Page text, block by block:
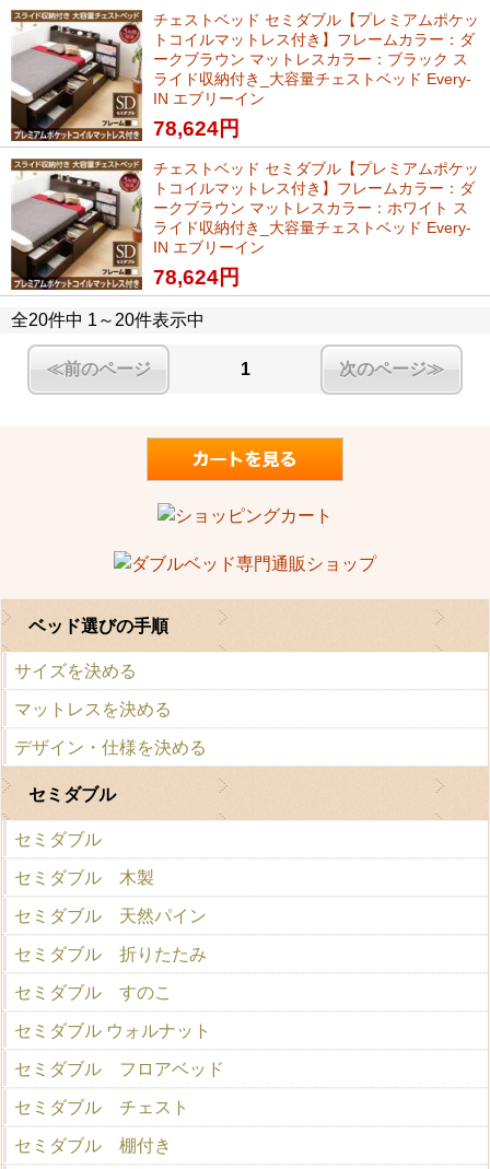
チェストベッド セミダブル【プレミアムポケッ
トコイルマットレス付き】フレームカラー：ダ
ークブラウン マットレスカラー：ブラック ス
ライド収納付き_大容量チェストベッド Every-
IN エブリーイン
78,624円
チェストベッド セミダブル【プレミアムポケッ
トコイルマットレス付き】フレームカラー：ダ
ークブラウン マットレスカラー：ホワイト ス
ライド収納付き_大容量チェストベッド Every-
IN エブリーイン
78,624円
全20件中 1～20件表示中
≪前のページ 1 次のページ≫
ベッド選びの手順
サイズを決める
マットレスを決める
デザイン・仕様を決める
セミダブル
セミダブル
セミダブル 木製
セミダブル 天然パイン
セミダブル 折りたたみ
セミダブル すのこ
セミダブル ウォルナット
セミダブル フロアベッド
セミダブル チェスト
セミダブル 棚付き